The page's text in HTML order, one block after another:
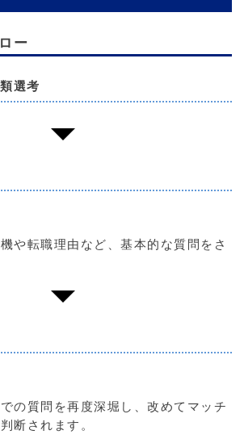
ー
選考
や転職理由など、基本的な質問をさ
の質問を再度深堀し、改めてマッチ
断されます。